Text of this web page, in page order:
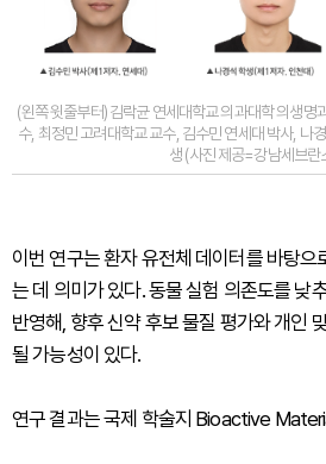
(왼쪽 윗줄부터) 김락균 연세대학교 의과대학 의생명
수, 최정민 고려대학교 교수, 김수민 연세대 박사, 나
생 (사진 제공=강남세브란
이번 연구는 환자 유전체 데이터를 바탕으
는 데 의미가 있다. 동물 실험 의존도를 낮
반영해, 향후 신약 후보 물질 평가와 개인
될 가능성이 있다.
연구 결과는 국제 학술지 Bioactive